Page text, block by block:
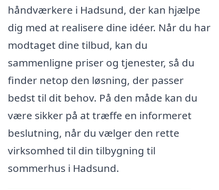
håndværkere i Hadsund, der kan hjælpe
dig med at realisere dine idéer. Når du har
modtaget dine tilbud, kan du
sammenligne priser og tjenester, så du
finder netop den løsning, der passer
bedst til dit behov. På den måde kan du
være sikker på at træffe en informeret
beslutning, når du vælger den rette
virksomhed til din tilbygning til
sommerhus i Hadsund.